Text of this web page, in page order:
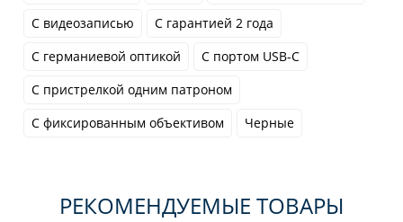
С видеозаписью
С гарантией 2 года
С германиевой оптикой
С портом USB-C
С пристрелкой одним патроном
С фиксированным объективом
Черные
РЕКОМЕНДУЕМЫЕ ТОВАРЫ